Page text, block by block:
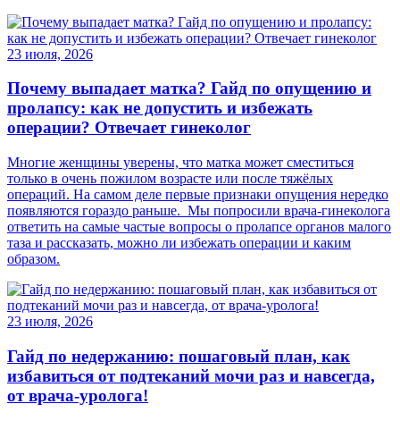
23 июля, 2026
Почему выпадает матка? Гайд по опущению и
пролапсу: как не допустить и избежать
операции? Отвечает гинеколог
Многие женщины уверены, что матка может сместиться
только в очень пожилом возрасте или после тяжёлых
операций. На самом деле первые признаки опущения нередко
появляются гораздо раньше. Мы попросили врача-гинеколога
ответить на самые частые вопросы о пролапсе органов малого
таза и рассказать, можно ли избежать операции и каким
образом.
23 июля, 2026
Гайд по недержанию: пошаговый план, как
избавиться от подтеканий мочи раз и навсегда,
от врача-уролога!